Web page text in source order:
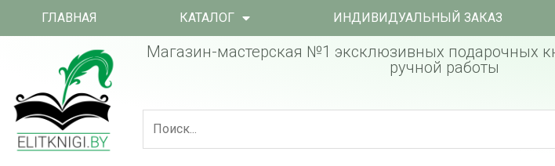
ГЛАВНАЯ КАТАЛОГ ИНДИВИДУАЛЬНЫЙ ЗАКАЗ
Магазин-мастерская №1 эксклюзивных подарочных
ручной работы